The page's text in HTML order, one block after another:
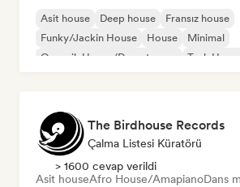
Asit house Deep house
Fransız house
Funky/Jackin House
House
Minimal
Organik House/Downtempo
Tech House
The Birdhouse Records
Çalma Listesi Küratörü
> 1600 cevap verildi
Asit houseAfro House/AmapianoDans